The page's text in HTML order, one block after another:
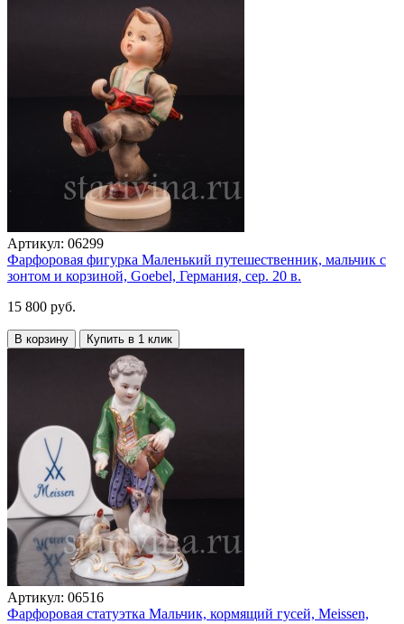
Артикул: 06299
Фарфоровая фигурка Маленький путешественник, мальчик с
зонтом и корзиной, Goebel, Германия, сер. 20 в.
15 800 руб.
В корзину Купить в 1 клик
Артикул: 06516
Фарфоровая статуэтка Мальчик, кормящий гусей, Meissen,